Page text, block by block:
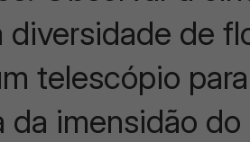
diversidade de
telescópio
da imensidão